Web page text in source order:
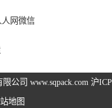
列
人网微信
限公司 www.sqpack.com 沪ICP
地图